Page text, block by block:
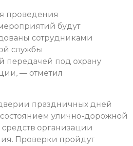
проведения
будут
сотрудниками
службы
передачей под охрану
— отметил
праздничных дней
состоянием улично-дорожной
средств организации
Проверки пройдут